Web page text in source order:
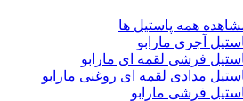
همه پاستیل ها
آجری مارابو
فرشی لقمه ای مارابو
مدادی لقمه ای روغنی مارابو
فرشی مارابو